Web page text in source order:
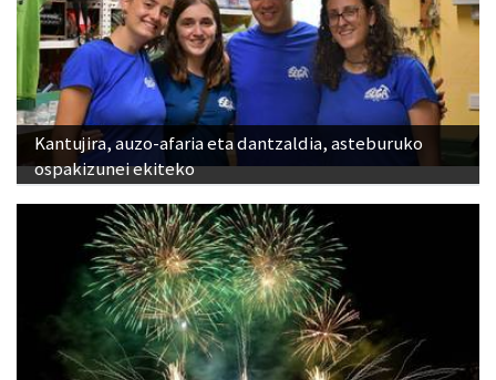
Kantujira, auzo-afaria eta dantzaldia, asteburuko
ospakizunei ekiteko